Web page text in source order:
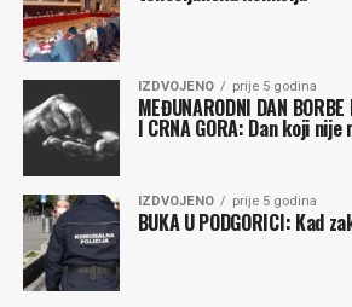
IZDVOJENO prije 5 godina
MEĐUNARODNI DAN
I CRNA GORA: Dan koji nije
IZDVOJENO prije 5 godina
BUKA U PODGORICI: Kad